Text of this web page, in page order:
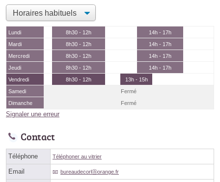
Lundi 8h30 - 12h
14h - 17h
Mardi
8h30 - 12h
14h - 17h
Mercredi
8h30 - 12h
14h - 17h
Jeudi
8h30 - 12h
14h - 17h
Vendredi
8h30 - 12h
13h - 15h
Samedi
Fermé
Dimanche
Fermé
Signaler une erreur
Contact
Téléphone Téléphoner au vitrier
Email bureaudecorlⓐorange.fr